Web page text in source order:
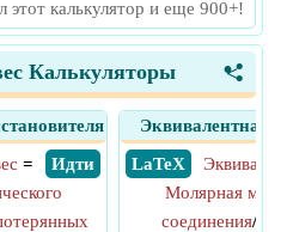
калькулятор и еще 900+!
<
Калькуляторы
​ Идти
=
Эквивалентная
​ LaTeX
Молярная
соединения/